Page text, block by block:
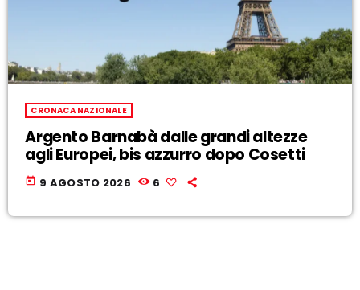
CRONACA NAZIONALE
Argento Barnabà dalle grandi altezze
agli Europei, bis azzurro dopo Cosetti
today 9 AGOSTO 2026 6